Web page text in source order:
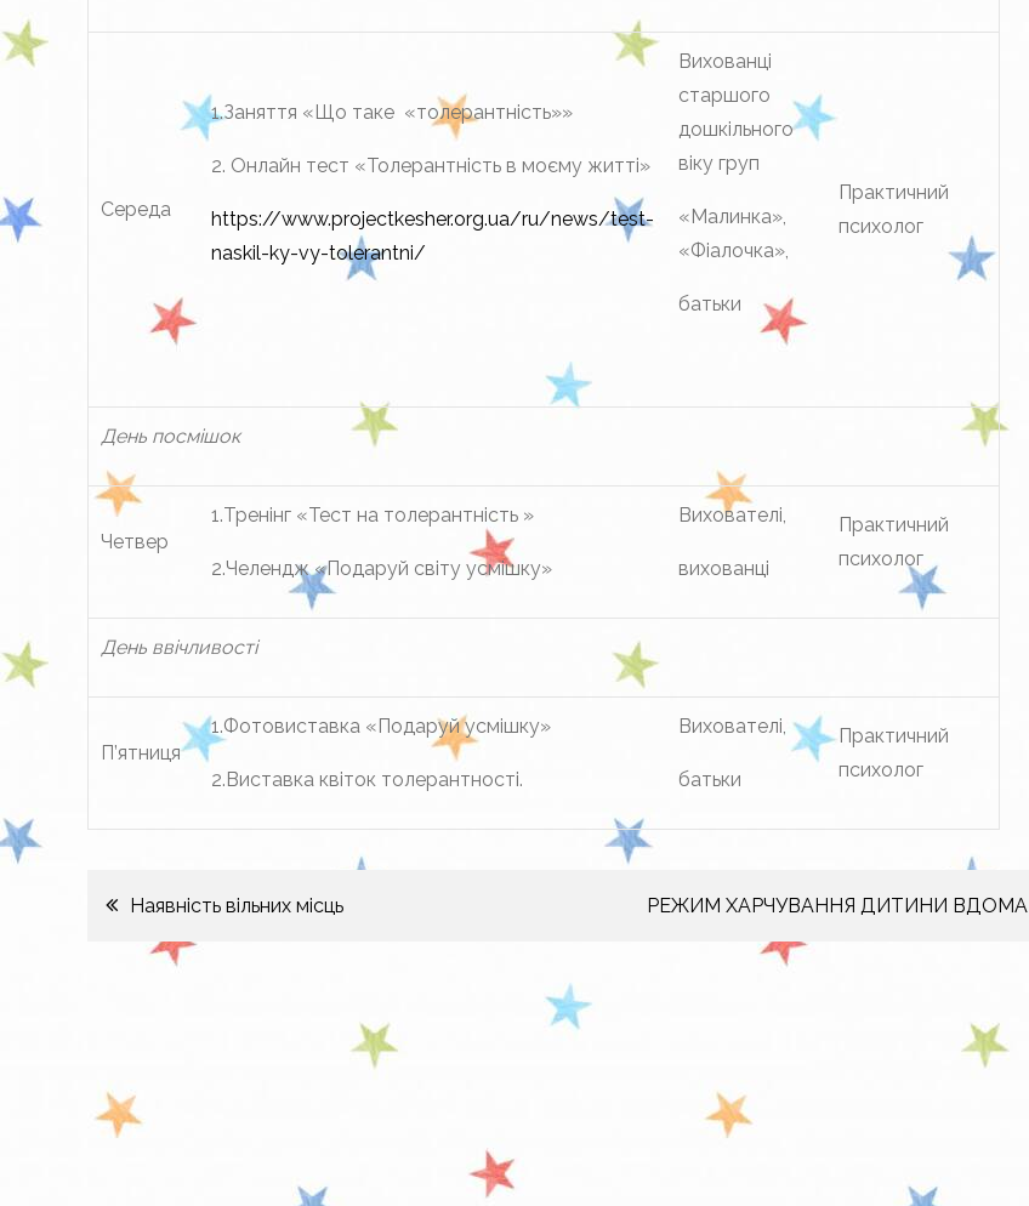
Середа
1.Заняття «Що таке «толерантність»»
2. Онлайн тест «Толерантність в моєму житті»
https://www.projectkesher.org.ua/ru/news/test-
naskil-ky-vy-tolerantni/
Вихованці
старшого
дошкільного
віку груп
«Малинка»,
«Фіалочка»,
батьки
Практичний
психолог
День посмішок
Четвер
1.Тренінг «Тест на толерантність »
2.Челендж «Подаруй світу усмішку»
Вихователі,
вихованці
Практичний
психолог
День ввічливості
П’ятниця
1.Фотовиставка «Подаруй усмішку»
2.Виставка квіток толерантності.
Вихователі,
батьки
Практичний
психолог
Навігація
записів
Наявність вільних місць РЕЖИМ ХАРЧУВАННЯ ДИТИНИ ВДОМА